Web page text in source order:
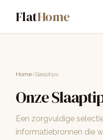
FlatHome
Home›Slaaptips
Onze
Een zorgvuldige
informatiebronnen die